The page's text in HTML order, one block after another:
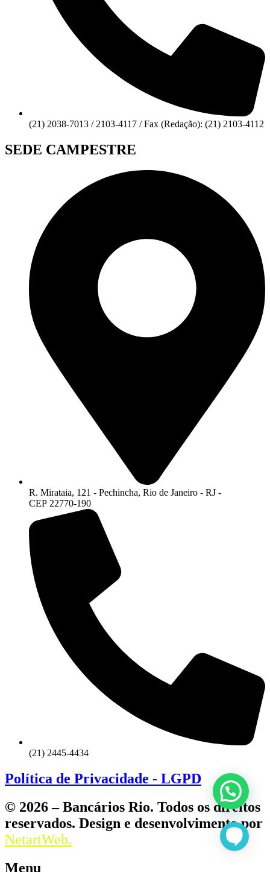
(21) 2038-7013 / 2103-4117 / Fax (Redação): (21) 2103-4112
SEDE CAMPESTRE
R. Mirataia, 121 - Pechincha, Rio de Janeiro - RJ -
CEP 22770-190
(21) 2445-4434
Política de Privacidade - LGPD
© 2026 – Bancários Rio. Todos os direitos
reservados. Design e desenvolvimento por
NetartWeb.
Menu